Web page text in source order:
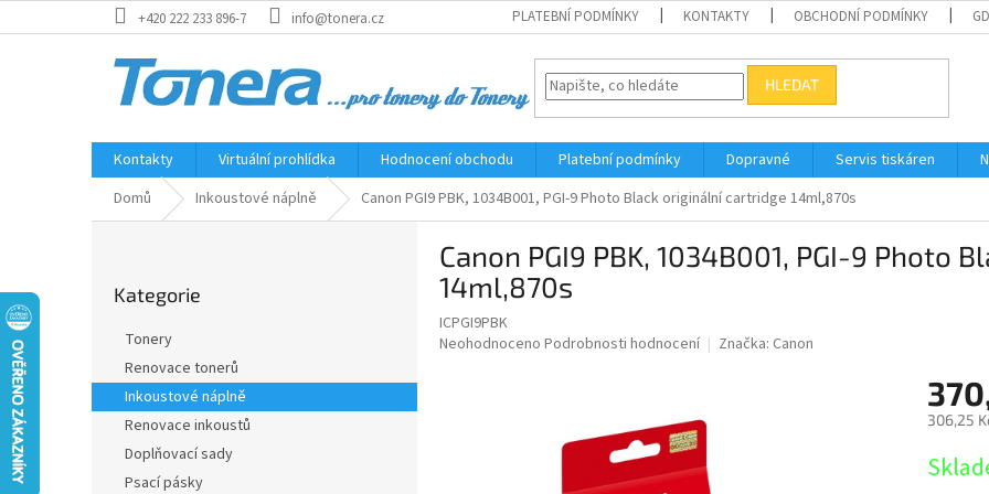
na
+420 222 233 896-7 info@tonera.cz PLATEBNÍ PODMÍNKY KONTAKTY OBCHODNÍ PODMÍNKY
HLEDAT
Kontakty Virtuální prohlídka Hodnocení obchodu Platební podmínky Dopravné Servis tiskáren
Domů
Inkoustové náplně Canon PGI9 PBK, 1034B001, PGI-9 Photo Black originální cartridge 14ml,870s
n
kategorie
Kategorie
Tonery
Renovace tonerů
Inkoustové náplně
Renovace inkoustů
Doplňovací sady
Psací pásky
Canon PGI9 PBK, 1034B001, PGI-9 Photo
14ml,870s
ICPGI9PBK
Průměrné
Neohodnoceno Podrobnosti hodnocení Značka: Canon
306,25
cena: